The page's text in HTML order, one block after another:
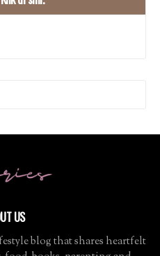
US
blog that shares heartfelt